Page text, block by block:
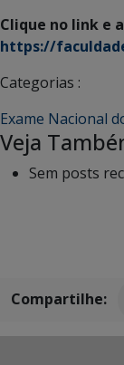
Clique no link e
https://
Categorias :
Exame Nacional
Veja
Sem posts
Compartilhe: